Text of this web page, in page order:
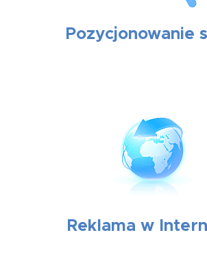
Pozycjonowanie
Reklama w